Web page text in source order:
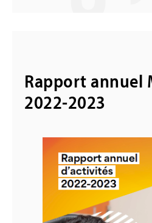
Rapport annuel
2022-2023